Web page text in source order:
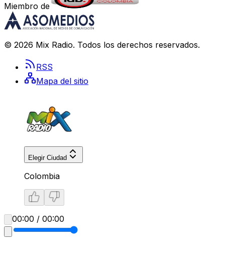
Miembro de
© 2026 Mix Radio. Todos los derechos reservados.
RSS
Mapa del sitio
Elegir Ciudad
Colombia
00:00 / 00:00